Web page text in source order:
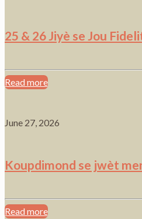
25 & 26 Jiyè se Jou
Read more
June 27, 2026
Koupdimond se jwèt
Read more